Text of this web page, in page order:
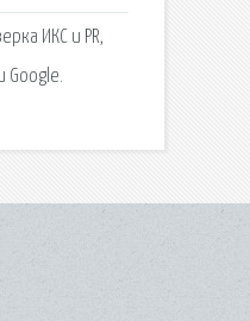
ИКС и PR,
Google.